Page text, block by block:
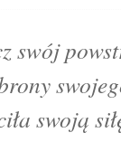
swój
swoją